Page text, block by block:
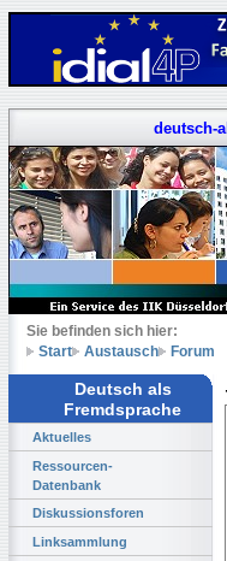
deutsch-
Sie befinden sich hier:
Start
Austausch Forum
Deutsch als
Fremdsprache
Aktuelles
Ressourcen-
Datenbank
Diskussionsforen
Linksammlung